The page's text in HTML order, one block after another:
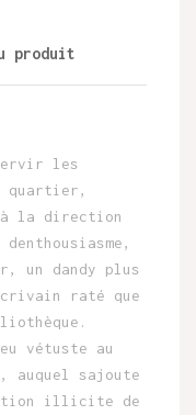
produit
les
quartier,
à la direction
un dandy plus
raté que
vétuste au
auquel sajoute
illicite de